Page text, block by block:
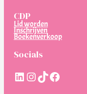
CDP
Lid worden
Inschrijven
Boekenverkoop
Socials
LinkedIn
Instagram
TikTokFacebook